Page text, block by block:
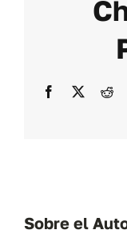
Facebook
X
Sobre el